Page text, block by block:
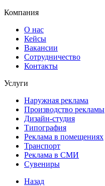
Компания
О нас
Кейсы
Вакансии
Сотрудничество
Контакты
Услуги
Наружная реклама
Производство рекламы
Дизайн-студия
Типография
Реклама в помещениях
Транспорт
Реклама в СМИ
Сувениры
Назад